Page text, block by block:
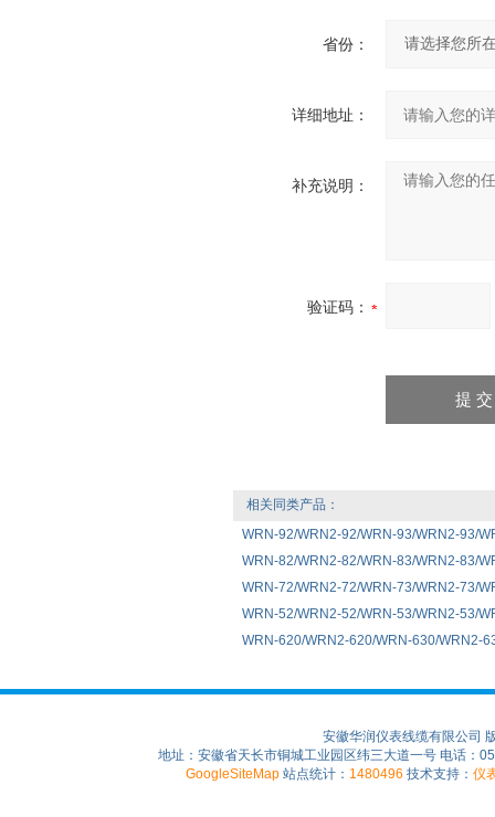
省份：
详细地址：
补充说明：
验证码：
相关同类产品：
WRN-92/WRN2-92/WRN-93/WRN2-93/
WRN-82/WRN2-82/WRN-83/WRN2-83/
WRN-72/WRN2-72/WRN-73/WRN2-73/
WRN-52/WRN2-52/WRN-53/WRN2-53/
WRN-620/WRN2-620/WRN-630/WRN2-
安徽华润仪表线缆有限公司
地址：安徽省天长市铜城工业园区纬三大道一号 电话：
GoogleSiteMap 站点统计： 1480496 技术支持： 仪